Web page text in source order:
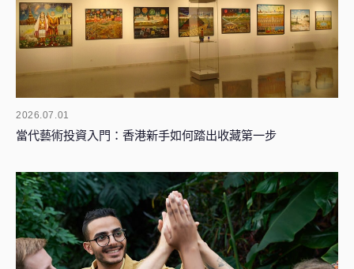
2026.07.01
當代藝術投資入門：香港新手如何踏出收藏第一步